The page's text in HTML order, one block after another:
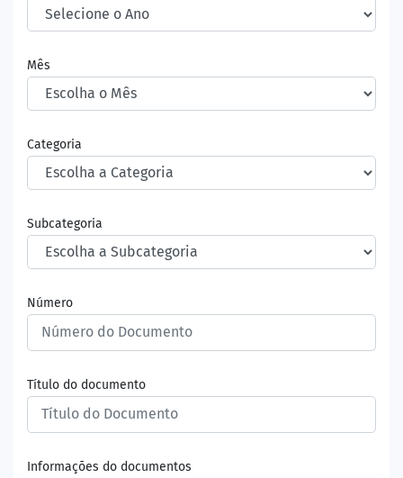
Mês
Categoria
Subcategoria
Número
Título do documento
Informações do documentos